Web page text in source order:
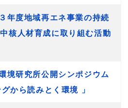
年度地域再エネ事業の持続
核人材育成に取り組む活動
境研究所公開シンポジウム
から読みとく環境 」